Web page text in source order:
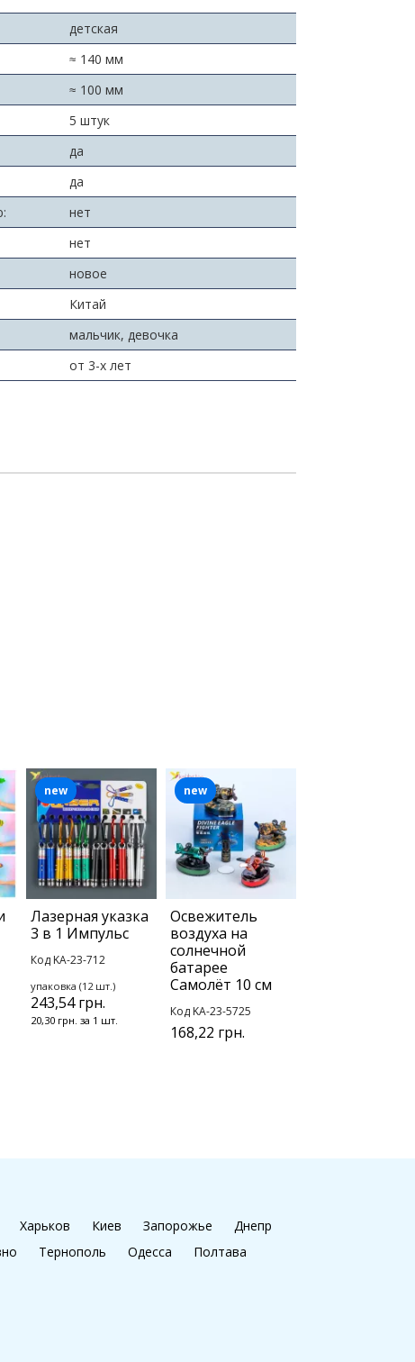
детская
≈ 140 мм
≈ 100 мм
5 штук
да
да
нет
нет
новое
Китай
мальчик, девочка
от 3-х лет
Лазерная указка
3 в 1 Импульс
Код KA-23-712
упаковка (12 шт.)
243,54 грн.
20,30 грн. за 1 шт.
new
Освежитель
воздуха на
солнечной
батарее
Самолёт 10 см
Код KA-23-5725
168,22 грн.
new
Харьков Киев Запорожье
Днепр
Тернополь Одесса Полтава